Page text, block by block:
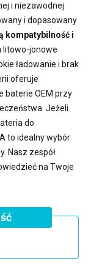
i niezawodnej
i dopasowany
kompatybilność i
litowo-jonowe
ładowanie i brak
oferuje
baterie OEM przy
Jeżeli
do
to idealny wybór
Nasz zespół
na Twoje